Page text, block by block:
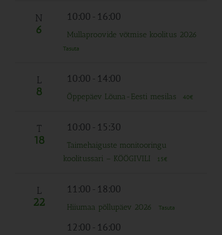
N
6
10:00- 16:00
Mullaproovide võtmise koolitus 2026
Tasuta
L
8
10:00- 14:00
Õppepäev Lõuna-Eesti mesilas 40€
T
18
10:00- 15:30
Taimehaiguste monitooringu
koolitussari – KÖÖGIVILI
15€
L
22
11:00- 18:00
Hiiumaa põllupäev 2026 Tasuta
12:00- 16:00